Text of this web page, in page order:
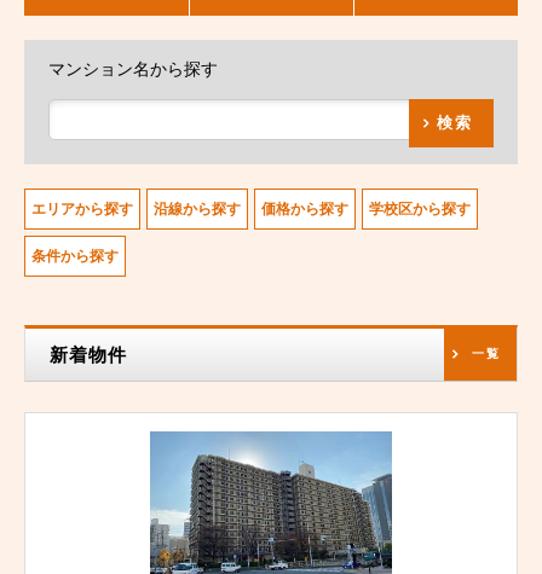
マンション名から探す
検索
エリアから探す 沿線から探す 価格から探す 学校区から探す
条件から探す
新着物件 一覧